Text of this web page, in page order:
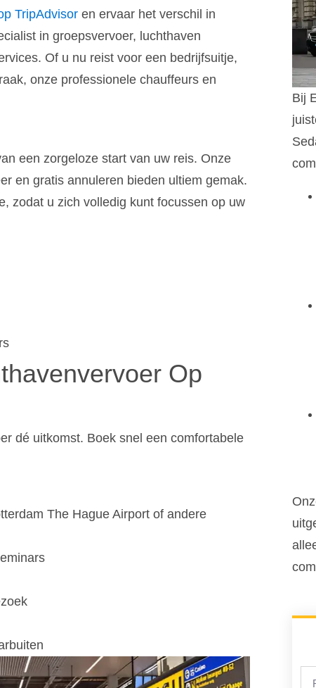
TripAdvisor en ervaar het verschil in
in groepsvervoer, luchthaven
Of u nu reist voor een bedrijfsuitje,
onze professionele chauffeurs en
een zorgeloze start van uw reis. Onze
en gratis annuleren bieden ultiem gemak.
zodat u zich volledig kunt focussen op uw
Op
dé uitkomst. Boek snel een comfortabele
The Hague Airport of andere
Bij